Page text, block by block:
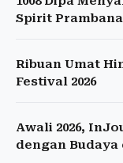
Spirit
Ribuan Umat
Festival 2026
Awali 2026,
dengan